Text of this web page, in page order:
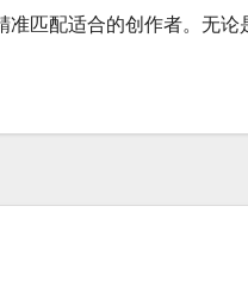
匹配适合的创作者。无